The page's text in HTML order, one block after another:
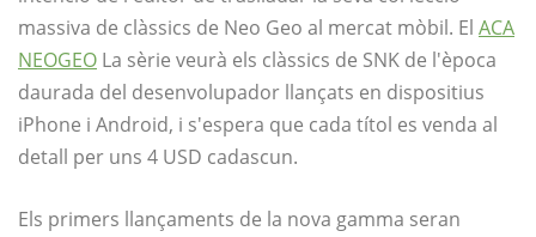
massiva de clàssics de Neo Geo al mercat mòbil. El ACA
NEOGEO La sèrie veurà els clàssics de SNK de l'època
daurada del desenvolupador llançats en dispositius
iPhone i Android, i s'espera que cada títol es venda al
detall per uns 4 USD cadascun.
Els primers llançaments de la nova gamma seran